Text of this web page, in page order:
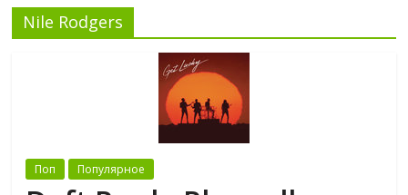
Nile Rodgers
Поп Популярное